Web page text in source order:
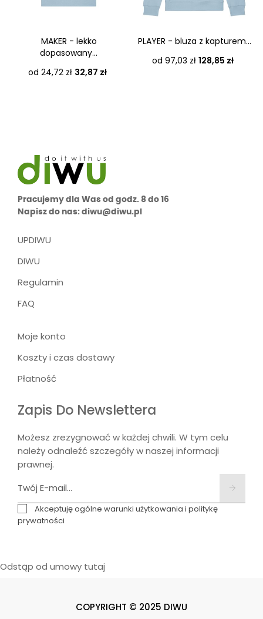
MAKER - lekko
dopasowany...
od 24,72 zł Cena
32,87 zł
PLAYER - bluza z kapturem...
od 97,03 zł Cena
128,85 zł
Pracujemy dla Was od godz. 8 do 16
Napisz do nas: diwu@diwu.pl
UPDIWU
DIWU
Regulamin
FAQ
Moje konto
Koszty i czas dostawy
Płatność
Zapis Do Newslettera
Możesz zrezygnować w każdej chwili. W tym celu
należy odnaleźć szczegóły w naszej informacji
prawnej.
Akceptuję ogólne warunki użytkowania i politykę
prywatności
Odstąp od umowy tutaj
COPYRIGHT © 2025 DIWU